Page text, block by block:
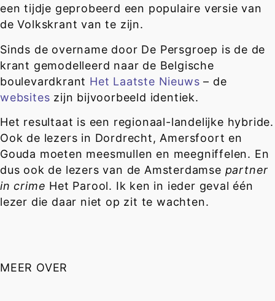
een tijdje geprobeerd een populaire versie van
de Volkskrant van te zijn.
Sinds de overname door De Persgroep is de de
krant gemodelleerd naar de Belgische
boulevardkrant Het Laatste Nieuws – de
websites zijn bijvoorbeeld identiek.
Het resultaat is een regionaal-landelijke hybride.
Ook de lezers in Dordrecht, Amersfoort en
Gouda moeten meesmullen en meegniffelen. En
dus ook de lezers van de Amsterdamse partner
in crime Het Parool. Ik ken in ieder geval één
lezer die daar niet op zit te wachten.
MEER OVER